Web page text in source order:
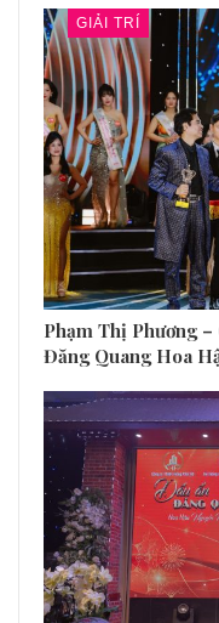
GIẢI TRÍ
Phạm Thị Phương
Đăng Quang Hoa